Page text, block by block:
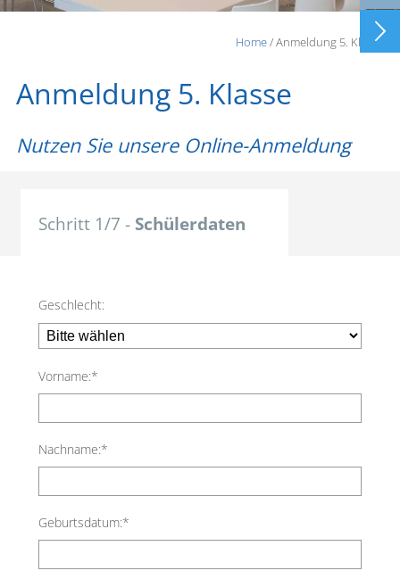
Home/ Anmeldung 5. Klasse
Anmeldung 5. Klasse
Nutzen Sie unsere Online-Anmeldung
Schritt 1/7 - Schülerdaten
Schritt 3/7 -
Schritt 4/7 -
Schritt 5/7 -
Schritt 7/7 -
Geschlecht:
Vorname:*
Nachname:*
Geburtsdatum:*
